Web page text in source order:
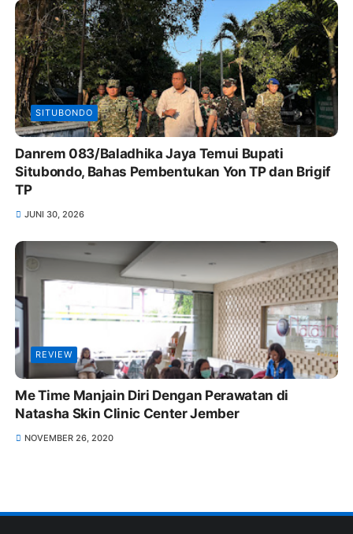
SITUBONDO
Danrem 083/Baladhika Jaya Temui Bupati
Situbondo, Bahas Pembentukan Yon TP dan Brigif
TP
JUNI 30, 2026
REVIEW
Me Time Manjain Diri Dengan Perawatan di
Natasha Skin Clinic Center Jember
NOVEMBER 26, 2020